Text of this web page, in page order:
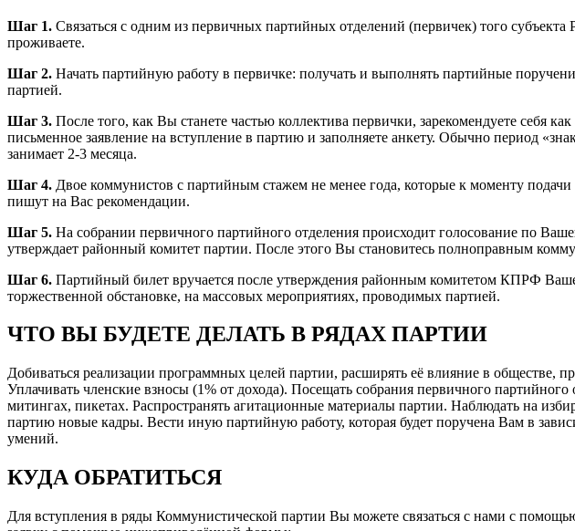
Шаг 1. Связаться с одним из первичных партийных отделений (первичек) того
проживаете.
Шаг 2. Начать партийную работу в первичке: получать и выполнять партийные
партией.
Шаг 3. После того, как Вы станете частью коллектива первички, зарекомендуете себя
письменное заявление на вступление в партию и заполняете анкету. Обычно период
занимает 2-3 месяца.
Шаг 4. Двое коммунистов с партийным стажем не менее года, которые к моменту
пишут на Вас рекомендации.
Шаг 5. На собрании первичного партийного отделения происходит голосование по
утверждает районный комитет партии. После этого Вы становитесь полноправным
Шаг 6. Партийный билет вручается после утверждения районным комитетом КПРФ
торжественной обстановке, на массовых мероприятиях, проводимых партией.
ЧТО ВЫ БУДЕТЕ ДЕЛАТЬ В РЯДАХ ПАРТИИ
Добиваться реализации программных целей партии, расширять её влияние в обществе,
Уплачивать членские взносы (1% от дохода). Посещать собрания первичного
митингах, пикетах. Распространять агитационные материалы партии. Наблюдать на
партию новые кадры. Вести иную партийную работу, которая будет поручена Вам в
умений.
КУДА ОБРАТИТЬСЯ
Для вступления в ряды Коммунистической партии Вы можете cвязаться с нами с